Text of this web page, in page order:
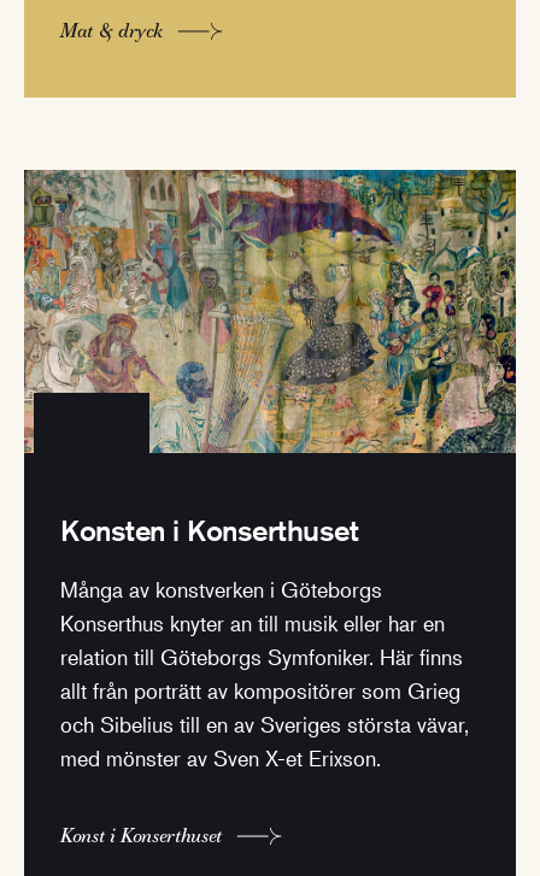
Mat & dryck
Konsten i Konserthuset
Många av konstverken i Göteborgs
Konserthus knyter an till musik eller har en
relation till Göteborgs Symfoniker. Här finns
allt från porträtt av kompositörer som Grieg
och Sibelius till en av Sveriges största vävar,
med mönster av Sven X-et Erixson.
Konst i Konserthuset